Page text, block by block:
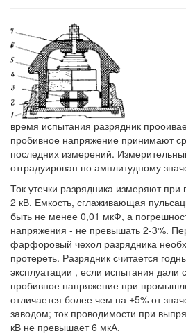
время испытания разрядник
пробивное напряжение принимают
последних измерений.
отградуирован по амплитудному
Ток утечки разрядника измеряют
2 кВ. Емкость, сглаживающая
быть не менее 0,01 мкФ, а
напряжения - не превышать 2-3%.
фарфоровый чехол разрядника
протереть. Разрядник считается
эксплуатации , если испытания дали
пробивное напряжение при
отличается более чем на ±5% от
заводом; ток проводимости при
кВ не превышает 6 мкА.